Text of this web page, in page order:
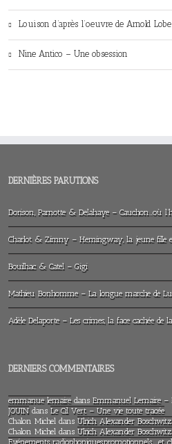
Louison d’après l’oeuvre de Arnold
Nine Antico – Une obsession
DERNIÈRES PARUTIONS
Dorison, Parnotte & Delahaye – Cauchon…où
Charlot & Zimny – Hemingway, la jeune fille
Bouilhac & Catel – Gigi
Mathieu Bonhomme – La longue marche de
Adèle Delaporte – Les crimes, la face cachée de
DERNIERS COMMENTAIRES
emmanue lemairedans Emmanuel Lemaire –
JOUINdans Le Cil Vert – Une vie toute tracée
Chalon Michel dans Ulrich Alexander
Chalon Michel dans Ulrich Alexander
Evénements radiophoniques,promotionnels… et